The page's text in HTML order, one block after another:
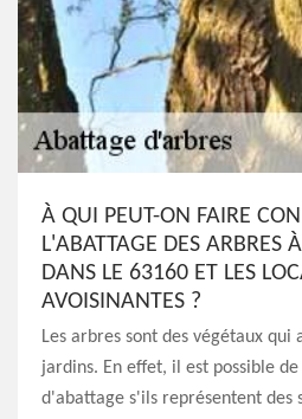
À QUI PEUT-ON FAIRE
L'ABATTAGE DES ARBRES
DANS LE 63160 ET LES
AVOISINANTES ?
Les arbres sont des végétaux
jardins. En effet, il est possible
d'abattage s'ils représentent des